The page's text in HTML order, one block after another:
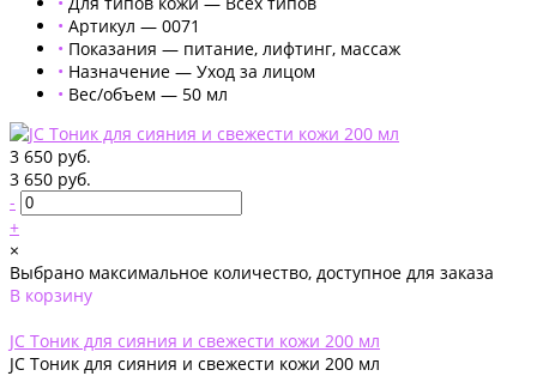
• Артикул — 0071
• Показания — питание, лифтинг, массаж
• Назначение — Уход за лицом
• Вес/объем — 50 мл
3 650 руб.
3 650 руб.
-
+
×
Выбрано максимальное количество, доступное для заказа
В корзину
JC Тоник для сияния и свежести кожи 200 мл
JC Тоник для сияния и свежести кожи 200 мл